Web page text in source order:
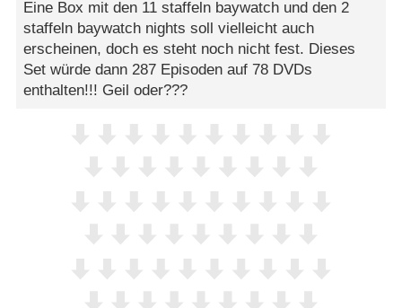
Eine Box mit den 11 staffeln baywatch und den 2
staffeln baywatch nights soll vielleicht auch
erscheinen, doch es steht noch nicht fest. Dieses
Set würde dann 287 Episoden auf 78 DVDs
enthalten!!! Geil oder???